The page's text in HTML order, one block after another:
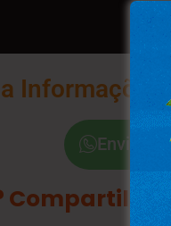
Informações
Envie a